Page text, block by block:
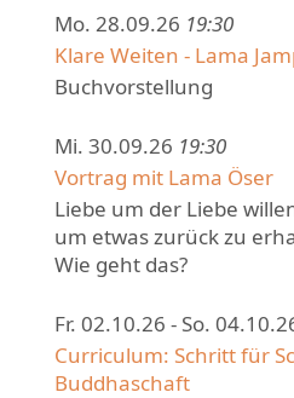
Mo. 28.09.26 19:30
Klare Weiten - Lama
Buchvorstellung
Mi. 30.09.26 19:30
Vortrag mit Lama Öser
Liebe um der Liebe
um etwas zurück zu
Wie geht das?
Fr. 02.10.26 - So.
Curriculum: Schritt für
Buddhaschaft